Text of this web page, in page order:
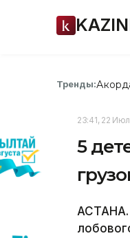
Тренды:
23:41, 22
5
АСТАНА.